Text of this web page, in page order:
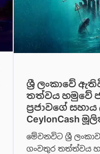
ශ්‍රී ලංකාවේ
තත්වය හමුවේ
ප්‍රජාවගේ
CeylonCash
මේවනවිට ශ්‍රී
ගංවතුර තත්ත්වය